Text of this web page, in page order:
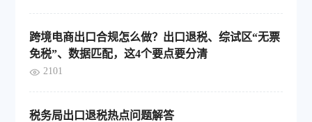
跨境电商出口合规怎么做？出口退税、综试区“无票
免税”、数据匹配，这4个要点要分清
2101
税务局出口退税热点问题解答